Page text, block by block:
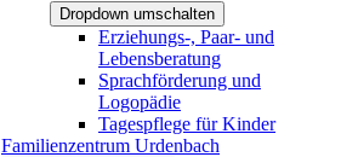
Dropdown umschalten
Erziehungs-, Paar- und
Lebensberatung
Sprachförderung und
Logopädie
Tagespflege für Kinder
Familienzentrum Urdenbach